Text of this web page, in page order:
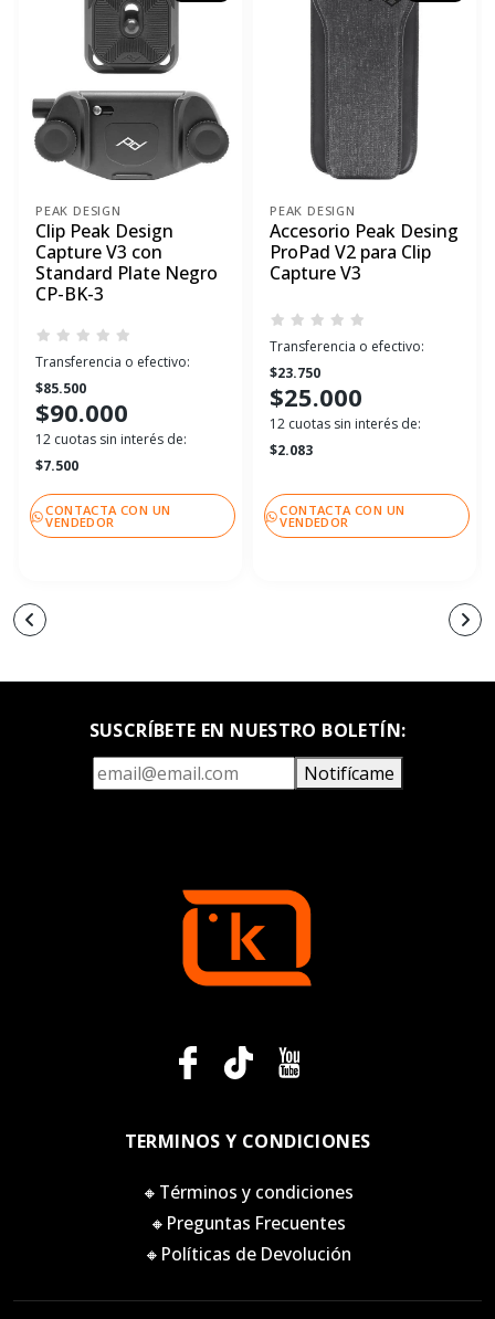
PEAK DESIGN
Clip Peak Design
Capture V3 con
Standard Plate Negro
CP-BK-3
Transferencia o efectivo:
$85.500
$90.000
12 cuotas sin interés de:
$7.500
CONTACTA CON UN
VENDEDOR
PEAK DESIGN
Accesorio Peak Desing
ProPad V2 para Clip
Capture V3
Transferencia o efectivo:
$23.750
$25.000
12 cuotas sin interés de:
$2.083
CONTACTA CON UN
VENDEDOR
SUSCRÍBETE EN NUESTRO BOLETÍN:
Notifícame
TERMINOS Y CONDICIONES
🔸Términos y condiciones
🔸Preguntas Frecuentes
🔸Políticas de Devolución